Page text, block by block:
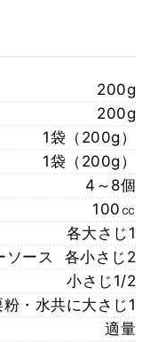
200g
200g
1袋（200g）
1袋（200g）
4～8個
100㏄
各大さじ1
ソース
各小さじ2
小さじ1/2
粉・水共に大さじ1
適量